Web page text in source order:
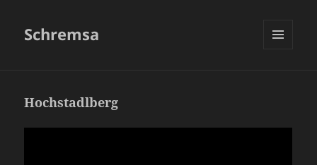
Schremsa
Hochstadlberg